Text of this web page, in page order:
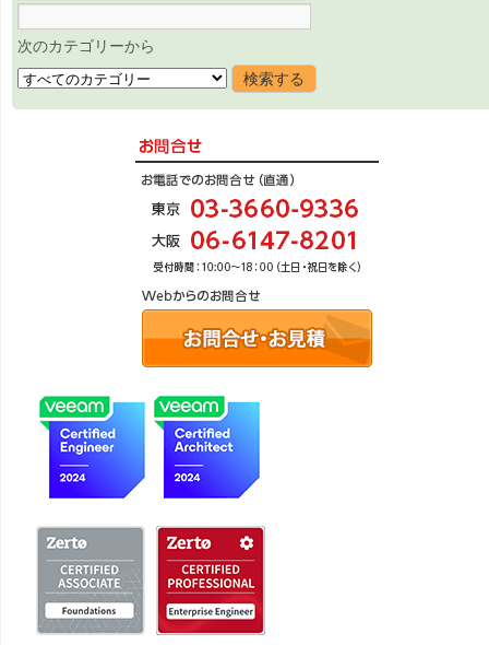
次のカテゴリーから